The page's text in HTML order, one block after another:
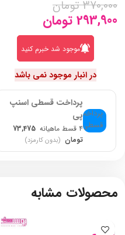
مناسب استفاده روزانه
370,000 تومان
293,900 تومان
موجود شد خبرم کنید
در انبار موجود نمی باشد
پرداخت قسطی اسنپ
پی
۴ قسط ماهیانه
73,475
تومان (بدون کارمزد)
محصولات مشابه